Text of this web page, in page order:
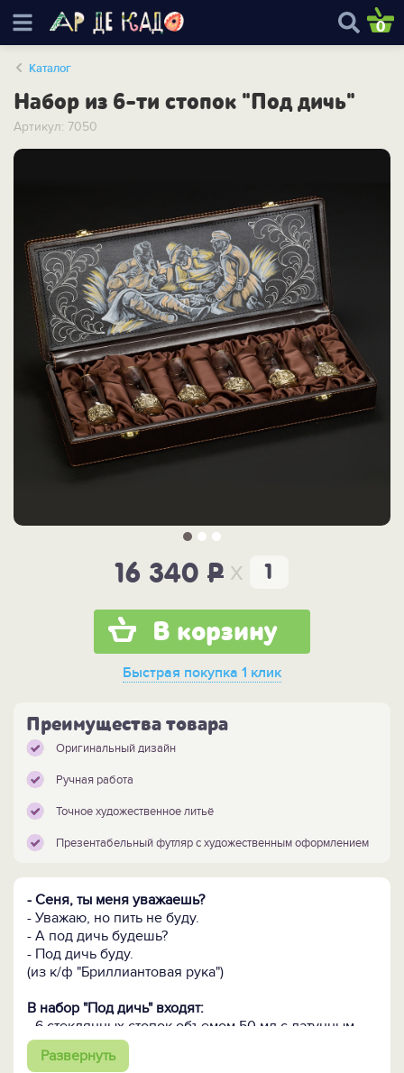
0
Каталог
Набор из 6-ти стопок "Под дичь"
Артикул: 7050
16 340 P x
В корзину
Быстрая покупка 1 клик
Преимущества товара
Оригинальный дизайн
Ручная работа
Точное художественное литьё
Презентабельный футляр с художественным оформлением
- Сеня, ты меня уважаешь?
- Уважаю, но пить не буду.
- А под дичь будешь?
- Под дичь буду.
(из к/ф "Бриллиантовая рука")
В набор "Под дичь" входят:
- 6 стеклянных стопок объемом 50 мл с латунным
основанием, выполненным методом точного
художественного литья;
Развернуть